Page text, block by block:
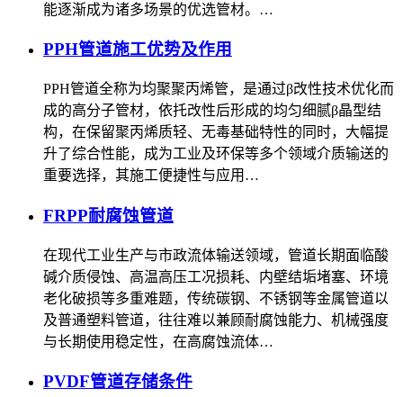
能逐渐成为诸多场景的优选管材。…
PPH管道施工优势及作用
PPH管道全称为均聚聚丙烯管，是通过β改性技术优化而
成的高分子管材，依托改性后形成的均匀细腻β晶型结
构，在保留聚丙烯质轻、无毒基础特性的同时，大幅提
升了综合性能，成为工业及环保等多个领域介质输送的
重要选择，其施工便捷性与应用…
FRPP耐腐蚀管道
在现代工业生产与市政流体输送领域，管道长期面临酸
碱介质侵蚀、高温高压工况损耗、内壁结垢堵塞、环境
老化破损等多重难题，传统碳钢、不锈钢等金属管道以
及普通塑料管道，往往难以兼顾耐腐蚀能力、机械强度
与长期使用稳定性，在高腐蚀流体…
PVDF管道存储条件